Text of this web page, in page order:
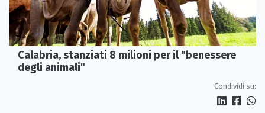
Calabria, stanziati 8 milioni per il "benessere
degli animali"
Condividi su: